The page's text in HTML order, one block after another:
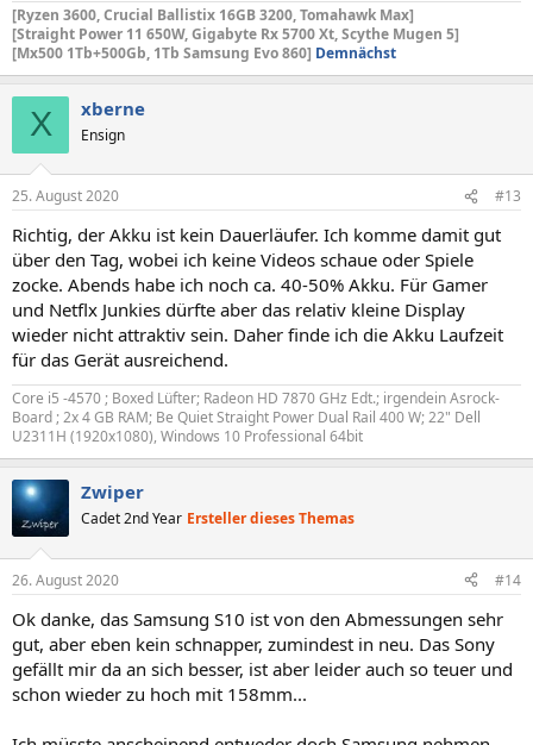
[Ryzen 3600, Crucial Ballistix 16GB 3200, Tomahawk Max]
[Straight Power 11 650W, Gigabyte Rx 5700 Xt,Scythe Mugen 5]
[Mx500 1Tb+500Gb, 1Tb Samsung Evo 860] Demnächst
X xberne
Ensign
25. August 2020 #13
Richtig, der Akku ist kein Dauerläufer. Ich komme damit gut
über den Tag, wobei ich keine Videos schaue oder Spiele
zocke. Abends habe ich noch ca. 40-50% Akku. Für Gamer
und Netflx Junkies dürfte aber das relativ kleine Display
wieder nicht attraktiv sein. Daher finde ich die Akku Laufzeit
für das Gerät ausreichend.
Core i5 -4570 ; Boxed Lüfter; Radeon HD 7870 GHz Edt.; irgendein Asrock-
Board ; 2x 4 GB RAM; Be Quiet Straight Power Dual Rail 400 W; 22" Dell
U2311H (1920x1080), Windows 10 Professional 64bit
Zwiper
Cadet 2nd Year Ersteller dieses Themas
26. August 2020 #14
Ok danke, das Samsung S10 ist von den Abmessungen sehr
gut, aber eben kein schnapper, zumindest in neu. Das Sony
gefällt mir da an sich besser, ist aber leider auch so teuer und
schon wieder zu hoch mit 158mm...